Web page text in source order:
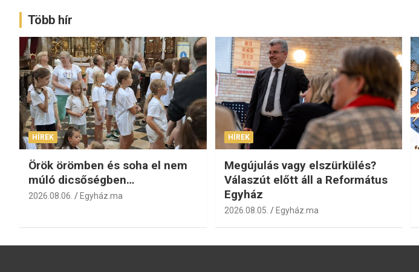
Több hír
HÍREK
Örök örömben és soha el nem
múló dicsőségben…
2026.08.06. Egyház.ma
HÍREK
Megújulás vagy elszürkülés?
Válaszút előtt áll a Református
Egyház
2026.08.05. Egyház.ma